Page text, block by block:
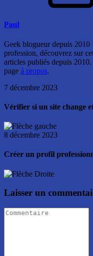
Paul
Geek blogueur depuis
profession, découvrez sur
articles publiés depuis
page à propos.
7 décembre 2023
Vérifier si un site change
8 décembre 2023
Créer un profil
Laisser un